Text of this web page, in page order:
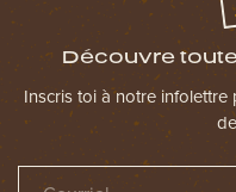
Découvre
Inscris toi à notre